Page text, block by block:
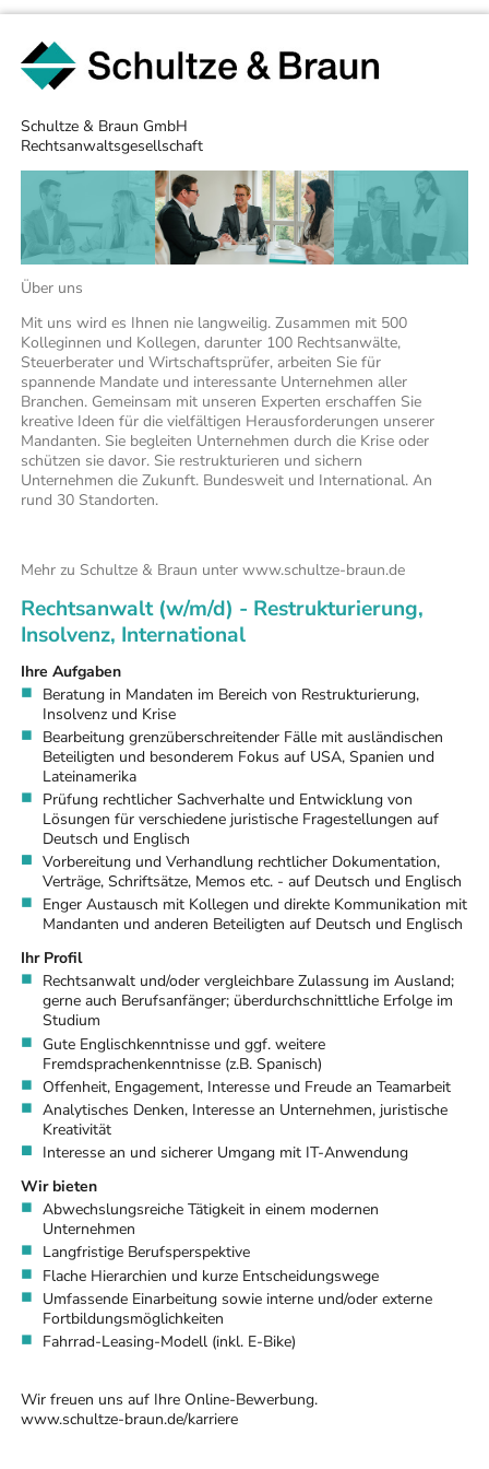
Schultze & Braun GmbH
Rechts­anwalts­gesellschaft
Über uns
Mit uns wird es Ihnen nie langweilig. Zusammen mit 500
Kolleginnen und Kollegen, darunter 100 Rechtsanwälte,
Steuerberater und Wirtschaftsprüfer, arbeiten Sie für
spannende Mandate und interessante Unternehmen aller
Branchen. Gemeinsam mit unseren Experten erschaffen Sie
kreative Ideen für die vielfältigen Herausforderungen unserer
Mandanten. Sie begleiten Unternehmen durch die Krise oder
schützen sie davor. Sie restrukturieren und sichern
Unternehmen die Zukunft. Bundesweit und International. An
rund 30 Standorten.
Mehr zu Schultze & Braun unter www.schultze-braun.de
Rechtsanwalt (w/m/d) - Restrukturierung,
Insolvenz, International
Ihre Aufgaben
Beratung in Mandaten im Bereich von Restrukturierung,
Insolvenz und Krise
Bearbeitung grenzüberschreitender Fälle mit ausländischen
Beteiligten und besonderem Fokus auf USA, Spanien und
Lateinamerika
Prüfung rechtlicher Sachverhalte und Entwicklung von
Lösungen für verschiedene juristische Fragestellungen auf
Deutsch und Englisch
Vorbereitung und Verhandlung rechtlicher Dokumentation,
Verträge, Schriftsätze, Memos etc. - auf Deutsch und Englisch
Enger Austausch mit Kollegen und direkte Kommunikation mit
Mandanten und anderen Beteiligten auf Deutsch und Englisch
Ihr Profil
Rechtsanwalt und/oder vergleichbare Zulassung im Ausland;
gerne auch Berufsanfänger; überdurchschnittliche Erfolge im
Studium
Gute Englischkenntnisse und ggf. weitere
Fremdsprachenkenntnisse (z.B. Spanisch)
Offenheit, Engagement, Interesse und Freude an Teamarbeit
Analytisches Denken, Interesse an Unternehmen, juristische
Kreativität
Interesse an und sicherer Umgang mit IT-Anwendung
Wir bieten
Abwechslungsreiche Tätigkeit in einem modernen
Unternehmen
Langfristige Berufsperspektive
Flache Hierarchien und kurze Entscheidungswege
Umfassende Einarbeitung sowie interne und/oder externe
Fortbildungsmöglichkeiten
Fahrrad-Leasing-Modell (inkl. E-Bike)
Wir freuen uns auf Ihre Online-Bewerbung.
www.schultze-braun.de/karriere